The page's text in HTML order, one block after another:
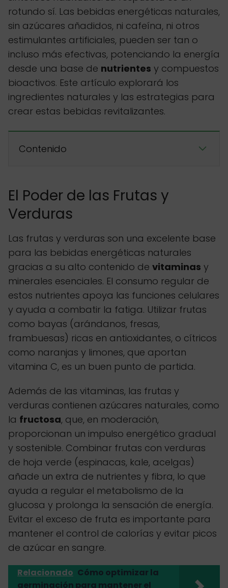
rotundo sí. Las bebidas energéticas naturales,
sin azúcares añadidos, ni cafeína, ni otros
estimulantes artificiales, pueden ser tan o
incluso más efectivas, potenciando la energía
desde una base de nutrientes y compuestos
bioactivos. Este artículo explorará los
ingredientes naturales y las estrategias para
crear estas bebidas revitalizantes.
Contenido
El Poder de las Frutas y
Verduras
Las frutas y verduras son una excelente base
para las bebidas energéticas naturales
gracias a su alto contenido de vitaminas y
minerales esenciales. El consumo regular de
estos nutrientes apoya las funciones celulares
y ayuda a combatir la fatiga. Utilizar frutas
como bayas (arándanos, fresas,
frambuesas) ricas en antioxidantes, o cítricos
como naranjas y limones, que aportan
vitamina C, es un buen punto de partida.
Además de las vitaminas, las frutas y
verduras contienen azúcares naturales, como
la fructosa, que, en moderación,
proporcionan un impulso energético gradual
y sostenible. Combinar frutas con verduras
de hoja verde (espinacas, kale, acelgas)
añade un extra de nutrientes y fibra, lo que
ayuda a regular el metabolismo de la
glucosa y prolonga la sensación de energía.
Evitar el exceso de fruta es importante para
mantener el control de calorías y evitar picos
de azúcar en sangre.
Relacionado Cómo optimizar la
germinación para mantener el